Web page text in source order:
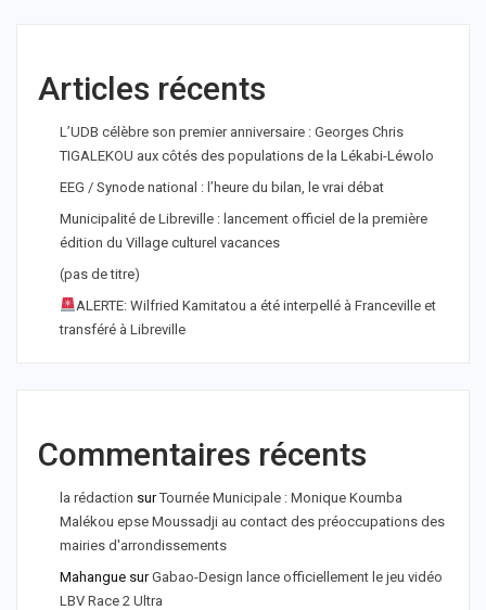
Articles récents
L’UDB célèbre son premier anniversaire : Georges Chris
TIGALEKOU aux côtés des populations de la Lékabi-Léwolo
EEG / Synode national : l’heure du bilan, le vrai débat
Municipalité de Libreville : lancement officiel de la première
édition du Village culturel vacances
(pas de titre)
ALERTE: Wilfried Kamitatou a été interpellé à Franceville et
transféré à Libreville
Commentaires récents
la rédaction surTournée Municipale : Monique Koumba
Malékou epse Moussadji au contact des préoccupations des
mairies d'arrondissements
Mahangue surGabao-Design lance officiellement le jeu vidéo
LBV Race 2 Ultra